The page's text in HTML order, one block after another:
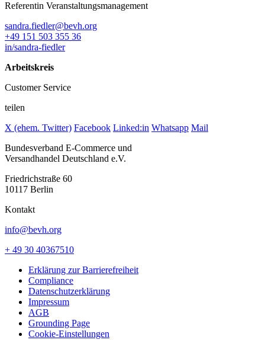
Referentin Veranstaltungsmanagement
sandra.fiedler@bevh.org
+49 151 503 355 36
in/sandra-fiedler
Arbeitskreis
Customer Service
teilen
X (ehem. Twitter) Facebook Linked:in Whatsapp Mail
Bundesverband E-Commerce und
Versandhandel Deutschland e.V.
Friedrichstraße 60
10117 Berlin
Kontakt
info@bevh.org
+ 49 30 40367510
Erklärung zur Barrierefreiheit
Compliance
Datenschutzerklärung
Impressum
AGB
Grounding Page
Cookie-Einstellungen